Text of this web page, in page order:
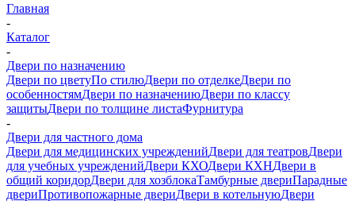
Главная
-
Каталог
-
Двери по назначению
Двери по цветуПо стилюДвери по отделкеДвери по
особенностямДвери по назначениюДвери по классу
защитыДвери по толщине листаФурнитура
-
Двери для частного дома
Двери для медицинских учрежденийДвери для театровДвери
для учебных учрежденийДвери КХОДвери КХНДвери в
общий коридорДвери для хозблокаТамбурные двериПарадные
двериПротивопожарные двериДвери в котельнуюДвери